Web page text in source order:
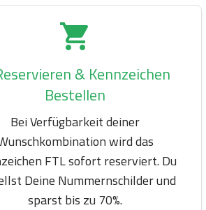
& Kennzeichen
Bestellen
Bei Verfügbarkeit deiner
wird das
FTL sofort reserviert. Du
Deine Nummernschilder und
sparst bis zu 70%.